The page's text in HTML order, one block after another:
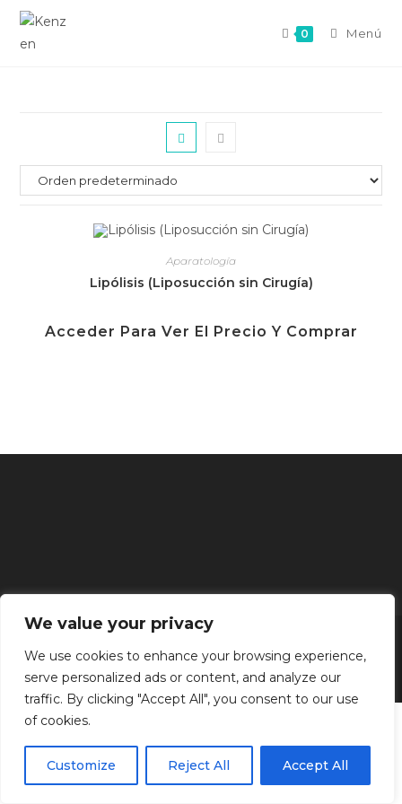
We value your privacy
We use cookies to enhance your browsing experience,
serve personalized ads or content, and analyze our
traffic. By clicking "Accept All", you consent to our use
of cookies.
Customize Reject All Accept All
0 Menú
Aparatología
Lipólisis (Liposucción sin Cirugía)
Acceder Para Ver El Precio Y Comprar
Tratamientos faciales Depilación definitiva
Manos y Pies
Masajes Aparatología Estética Productos
Kenzen Copyright 2024